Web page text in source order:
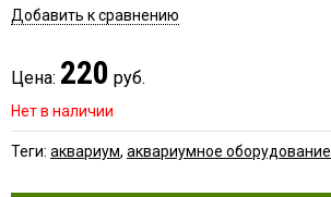
Добавить к сравнению
Цена: 220 руб.
Нет в наличии
Теги: аквариум, аквариумное оборудование